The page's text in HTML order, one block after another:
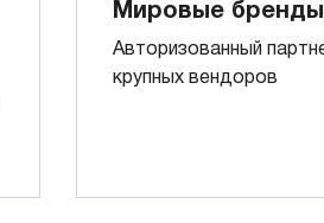
Мировые бренды
Авторизованный
крупных вендоров